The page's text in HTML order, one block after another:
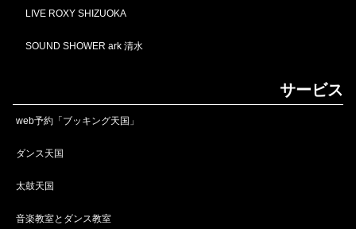
LIVE ROXY SHIZUOKA
SOUND SHOWER ark 清水
サービス
web予約「ブッキング天国」
ダンス天国
太鼓天国
音楽教室とダンス教室